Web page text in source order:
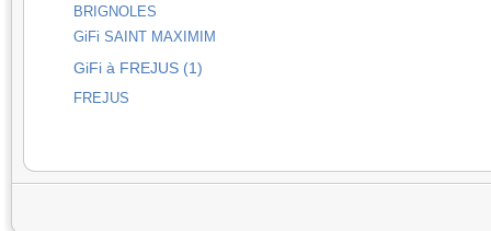
BRIGNOLES
GiFi SAINT MAXIMIM
GiFi à FREJUS (1)
FREJUS